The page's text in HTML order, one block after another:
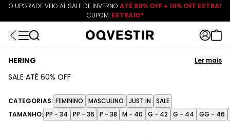
O UPGRADE VEIO AÍ: SALE DE INVERNO ATÉ 80% OFF + 10% OFF EXTRA!
CUPOM: EXTRA10*
FRETEAPP
R$499*
HERING Ler mais
SALE ATÉ 60% OFF
andam em sintonia com as principais tendências da moda. Os
mais de 130 anos de história da marca são a prova de que suas
roupas, mesmo básicas, carregam estilo de sobra.
CATEGORIAS: FEMININO MASCULINO JUST IN
SALE
TAMANHO: PP - 34 PP - 36 P - 38 M - 40 G - 42 G - 44 GG - 46